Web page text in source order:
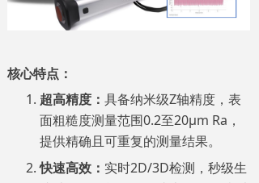
核心特点：
超高精度： 具备纳米级Z轴精度，表
面粗糙度测量范围0.2至20μm Ra，
提供精确且可重复的测量结果。
快速高效： 实时2D/3D检测，秒级生